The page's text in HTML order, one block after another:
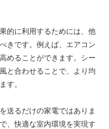
的に利用するためには、他
きです。例えば、エアコン
めることができます。シー
と合わせることで、より均
す。
送るだけの家電ではありま
、快適な室内環境を実現す